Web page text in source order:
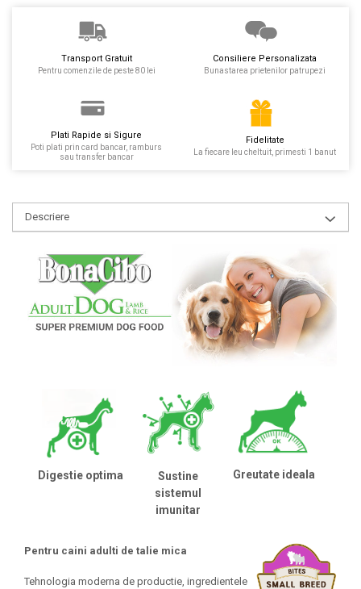
Transport Gratuit
Pentru comenzile de peste 80 lei
Consiliere Personalizata
Bunastarea prietenilor patrupezi
Plati Rapide si Sigure
Poti plati prin card bancar, ramburs
sau transfer bancar
Fidelitate
La fiecare leu cheltuit, primesti 1 banut
Descriere
Digestie optima
Sustine
sistemul
imunitar
Greutate ideala
Pentru caini adulti de talie mica
Tehnologia moderna de productie, ingredientele